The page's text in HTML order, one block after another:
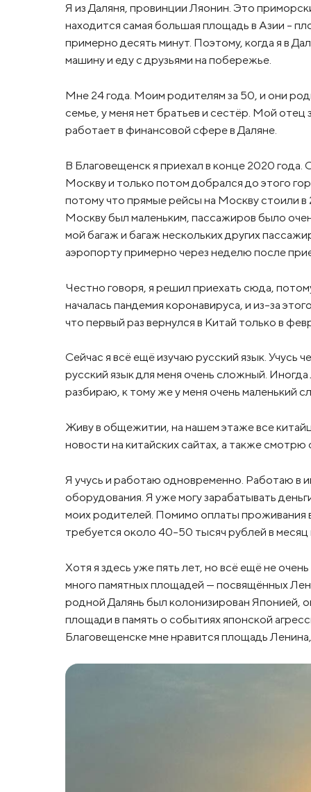
Я из Даляня, провинции Ляонин. Это
находится самая большая площадь в Азии –
примерно десять минут. Поэтому, когда я в
машину и еду с друзьями на побережье.
Мне 24 года. Моим родителям за 50, и они
семье, у меня нет братьев и сестёр. Мой
работает в финансовой сфере в Даляне.
В Благовещенск я приехал в конце 2020
Москву и только потом добрался до этого
потому что прямые рейсы на Москву стоили
Москву был маленьким, пассажиров было
мой багаж и багаж нескольких других
аэропорту примерно через неделю после
Честно говоря, я решил приехать сюда,
началась пандемия коронавируса, и из-за
что первый раз вернулся в Китай только в
Сейчас я всё ещё изучаю русский язык. Учусь
русский язык для меня очень сложный.
разбираю, к тому же у меня очень маленький
Живу в общежитии, на нашем этаже все
новости на китайских сайтах, а также
Я учусь и работаю одновременно. Работаю в
оборудования. Я уже могу зарабатывать
моих родителей. Помимо оплаты проживания
требуется около 40-50 тысяч рублей в
Хотя я здесь уже пять лет, но всё ещё не
много памятных площадей — посвящённых
родной Далянь был колонизирован Японией,
площади в память о событиях японской
Благовещенске мне нравится площадь